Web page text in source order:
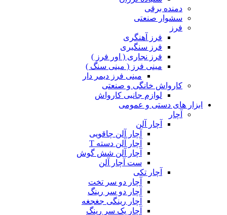
دمنده برقی
سشوار صنعتی
فرز
فرز آهنگری
فرز سنگبری
فرز نجاری ( اور فرز )
مینی فرز ( مینی سنگ )
مینی فرز دیمر دار
کارواش خانگی و صنعتی
لوازم جانبی کارواش
ابزار های دستی و عمومی
آچار
آچار آلن
آچار آلن چاقویی
آچار آلن دسته T
آچار آلن شش گوش
ست آچار آلن
آچار تکی
آچار دو سر تخت
آچار دو سر رینگ
آچار رینگی جغجغه
آچار یک سر رینگ